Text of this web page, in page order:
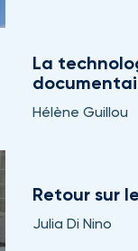
La
Hélène Guillou
Retour sur
Julia Di Nino